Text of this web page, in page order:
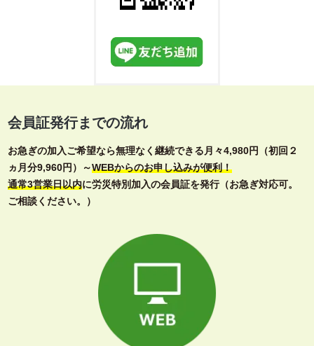
会員証発行までの流れ
お急ぎの加入ご希望なら無理なく継続できる月々4,980円（初回２
ヵ月分9,960円）～WEBからのお申し込みが便利！
通常3営業日以内に労災特別加入の会員証を発行（お急ぎ対応可。
ご相談ください。）